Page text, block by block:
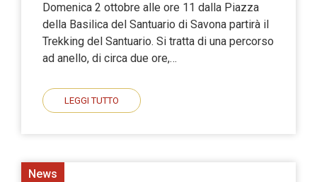
Domenica 2 ottobre alle ore 11 dalla Piazza
della Basilica del Santuario di Savona partirà il
Trekking del Santuario. Si tratta di una percorso
ad anello, di circa due ore,…
LEGGI TUTTO
News